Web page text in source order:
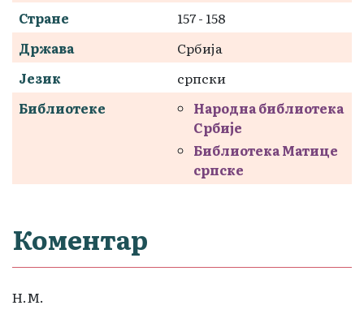
Стране
157 - 158
Држава
Србија
Језик
српски
Библиотеке
Народна библиотека
Србије
Библиотека Матице
српске
Коментар
Н.М.